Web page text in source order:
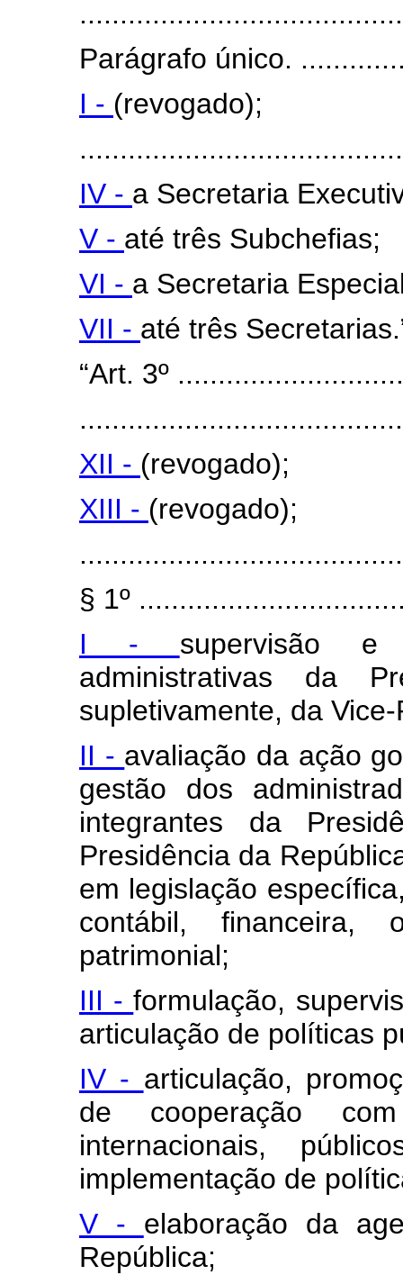
Parágrafo único.
I - (revogado);
IV - a Secretaria
V - até três Subchefias;
VI - a Secretaria
VII - até três
“Art. 3º
XII - (revogado);
XIII - (revogado);
§ 1º
I - supervisão e
administrativas da
supletivamente, da
II - avaliação da ação
gestão dos
integrantes da
Presidência da
em legislação
contábil, financeira,
patrimonial;
III -formulação,
articulação de políticas
IV - articulação,
de cooperação
internacionais,
implementação de
V - elaboração da
República;